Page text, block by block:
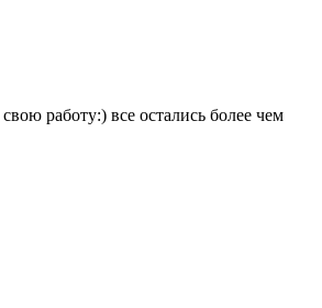
работу:) все остались более чем